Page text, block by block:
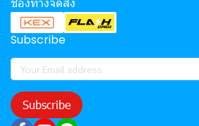
Subscribe
Subscribe